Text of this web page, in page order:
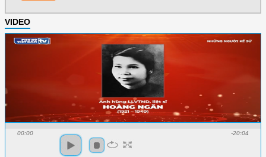
VIDEO
00:00 -20:04